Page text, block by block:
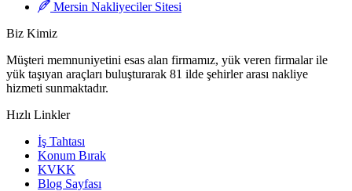
Mersin Nakliyeciler Sitesi
Biz Kimiz
Müşteri memnuniyetini esas alan firmamız, yük veren firmalar ile
yük taşıyan araçları buluşturarak 81 ilde şehirler arası nakliye
hizmeti sunmaktadır.
Hızlı Linkler
İş Tahtası
Konum Bırak
KVKK
Blog Sayfası